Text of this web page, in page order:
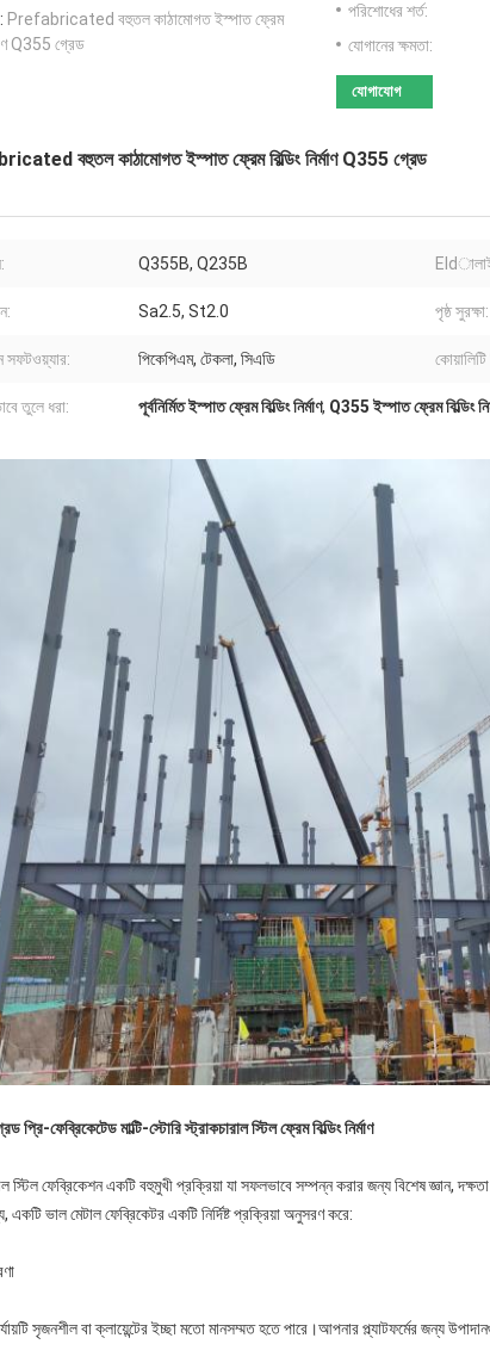
Prefabricated বহুতল কাঠামোগত ইস্পাত ফ্রেম
Q355 গ্রেড
পরিশোধের শর্ত:
যোগানের ক্ষমতা:
যোগাযোগ
বহুতল কাঠামোগত ইস্পাত ফ্রেম বিল্ডিং নির্মাণ Q355 গ্রেড
Q355B, Q235B
Sa2.5, St2.0 পৃষ্ঠ সুরক্ষা:
সফটওয়্যার: পিকেপিএম, টেকলা, সিএডি কোয়ালিটি
তুলে ধরা: পূর্বনির্মিত ইস্পাত ফ্রেম বিল্ডিং নির্মাণ, Q355 ইস্পাত ফ্রেম বিল্ডিং
প্রি-ফেব্রিকেটেড মাল্টি-স্টোরি স্ট্রাকচারাল স্টিল ফ্রেম বিল্ডিং নির্মাণ
স্টিল ফেব্রিকেশন একটি বহুমুখী প্রক্রিয়া যা সফলভাবে সম্পন্ন করার জন্য বিশেষ জ্ঞান,
একটি ভাল মেটাল ফেব্রিকেটর একটি নির্দিষ্ট প্রক্রিয়া অনুসরণ করে:
সৃজনশীল বা ক্লায়েন্টের ইচ্ছা মতো মানসম্মত হতে পারে।আপনার প্ল্যাটফর্মের জন্য